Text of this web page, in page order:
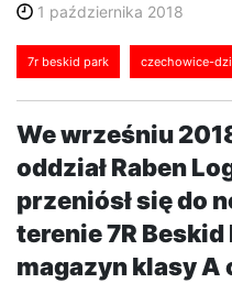
1 października 2018
7r beskid park czechowice-
We wrześniu
oddział Raben
przeniósł się do
terenie 7R Beskid
magazyn klasy A